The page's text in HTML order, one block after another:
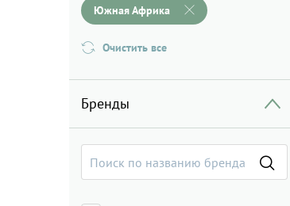
Южная Африка
Очистить все
Бренды